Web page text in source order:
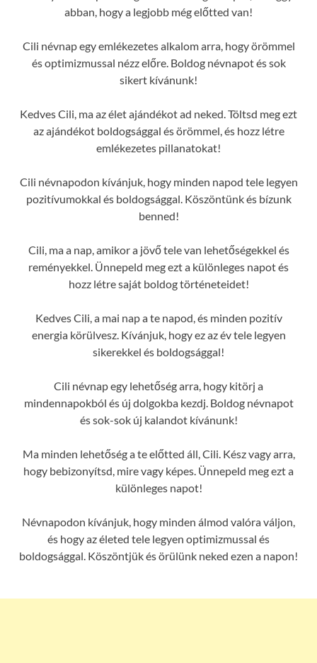
abban, hogy a legjobb még előtted van!
Cili névnap egy emlékezetes alkalom arra, hogy örömmel
és optimizmussal nézz előre. Boldog névnapot és sok
sikert kívánunk!
Kedves Cili, ma az élet ajándékot ad neked. Töltsd meg ezt
az ajándékot boldogsággal és örömmel, és hozz létre
emlékezetes pillanatokat!
Cili névnapodon kívánjuk, hogy minden napod tele legyen
pozitívumokkal és boldogsággal. Köszöntünk és bízunk
benned!
Cili, ma a nap, amikor a jövő tele van lehetőségekkel és
reményekkel. Ünnepeld meg ezt a különleges napot és
hozz létre saját boldog történeteidet!
Kedves Cili, a mai nap a te napod, és minden pozitív
energia körülvesz. Kívánjuk, hogy ez az év tele legyen
sikerekkel és boldogsággal!
Cili névnap egy lehetőség arra, hogy kitörj a
mindennapokból és új dolgokba kezdj. Boldog névnapot
és sok-sok új kalandot kívánunk!
Ma minden lehetőség a te előtted áll, Cili. Kész vagy arra,
hogy bebizonyítsd, mire vagy képes. Ünnepeld meg ezt a
különleges napot!
Névnapodon kívánjuk, hogy minden álmod valóra váljon,
és hogy az életed tele legyen optimizmussal és
boldogsággal. Köszöntjük és örülünk neked ezen a napon!